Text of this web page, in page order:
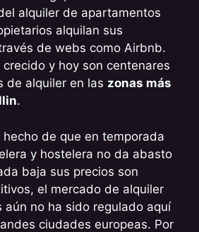
alquiler de apartamentos
alquilan sus
de webs como Airbnb.
y hoy son centenares
de alquiler en las zonas más
.
de que en temporada
y hostelera no da abasto
baja sus precios son
el mercado de alquiler
no ha sido regulado aquí
ciudades europeas. Por